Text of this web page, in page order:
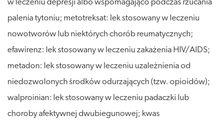
w leczeniu depresji albo wspomagająco podczas rzucania
palenia tytoniu; metotreksat: lek stosowany w leczeniu
nowotworów lub niektórych chorób reumatycznych;
efawirenz: lek stosowany w leczeniu zakażenia HIV/AIDS;
metadon: lek stosowany w leczeniu uzależnienia od
niedozwolonych środków odurzających (tzw. opioidów);
walproinian: lek stosowany w leczeniu padaczki lub
choroby afektywnej dwubiegunowej; kwas